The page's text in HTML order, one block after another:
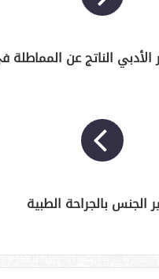
الناتج عن المماطلة
الجنس بالجراحة الطبية